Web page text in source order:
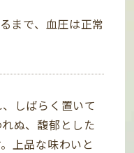
まで、血圧は正常
しばらく置いて
ぬ、馥郁とした
上品な味わいと